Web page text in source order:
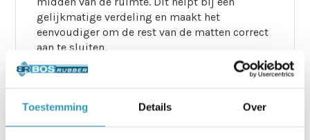
Toestemming Details Over
gelijkmatige verdeling en maakt het
eenvoudiger om de rest van de matten correct
aan te sluiten.
De puzzelstukken kunnen eerst met de
vingers licht in elkaar worden gedrukt.
stevig vast te zetten. Dankzij de
puzzelverbinding is lijmen of tapen niet